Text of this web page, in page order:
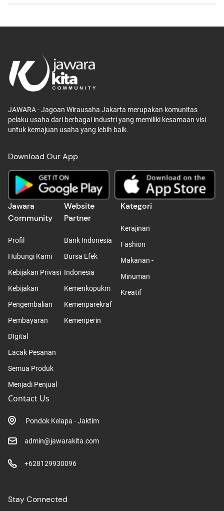
JAWARA - Jagoan Wirausaha Jakarta merupakan komunitas
pelaku usaha dari berbagai industri yang memiliki kesamaan visi
untuk kemajuan usaha yang lebih baik.
Download Our App
Jawara
Community
Profil
Hubungi Kami
Kebijakan Privasi
Kebijakan
Pengembalian
Pembayaran
DIgital
Lacak Pesanan
Semua Produk
Menjadi Penjual
Website
Partner
Bank Indonesia
Bursa Efek
Indonesia
Kemenkopukm
Kemenparekraf
Kemenperin
Kategori
Kerajinan
Fashion
Makanan -
Minuman
Kreatif
Contact Us
Pondok Kelapa - Jaktim
admin@jawarakita.com
+628129930096
Stay Connected